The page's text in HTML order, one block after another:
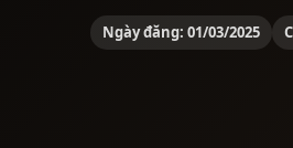
Ngày đăng: 01/03/2025